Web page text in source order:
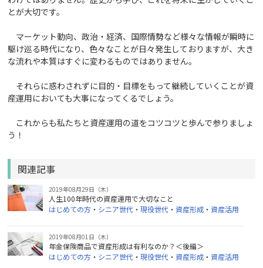
とが大切です。
マーケット動向、政治・経済、国際情勢など様々な情報が瞬時に
駆け巡る時代になり、色々なことが日々発生しておりますが、大き
な流れや本質はすぐに変わるものではありません。
それらに惑わされずに目的・目標をもって継続していくことが資
産運用においても大事になってくるでしょう。
これからも私たちと資産運用の道をコツコツと歩んで参りましょ
う！
関連記事
2019年08月29日（木）
人生100年時代の資産運用で大切なこと
はじめての方 ・ シニア世代 ・現役世代 ・資産形成 ・資産活用
2019年08月01日（木）
年金保険商品で資産形成は有利なのか？＜後編＞
はじめての方 ・ シニア世代 ・現役世代 ・資産形成 ・資産活用